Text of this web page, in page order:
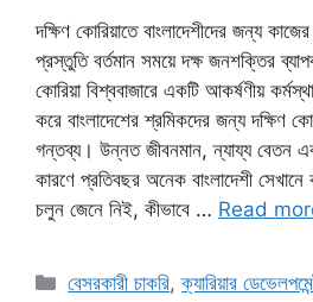
দক্ষিণ কোরিয়াতে বাংলাদেশীদের জন্য
প্রস্তুতি বর্তমান সময়ে দক্ষ জনশক্তির ব্যাপক
কোরিয়া বিশ্ববাজারে একটি আকর্ষণীয়
করে বাংলাদেশের শ্রমিকদের জন্য দক্ষিণ
গন্তব্য। উন্নত জীবনমান, ন্যায্য বেতন
কারণে প্রতিবছর অনেক বাংলাদেশী
চলুন জেনে নিই, কীভাবে … Read
Categories
বেসরকারী চাকরি,ক্যারিয়ার